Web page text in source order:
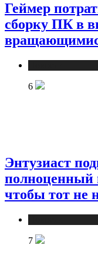
Геймер
сборку ПК в
6
Энтузиаст
полноценный
чтобы тот не
7